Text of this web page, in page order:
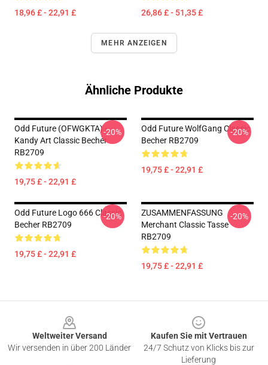
18,96 £ - 22,91 £ 26,86 £ - 51,35 £
MEHR ANZEIGEN
Ähnliche Produkte
Odd Future (OFWGKTA) -
Kandy Art Classic Becher
RB2709
19,75 £ - 22,91 £
-20%
Odd Future WolfGang Classic
Becher RB2709
19,75 £ - 22,91 £
-20%
Odd Future Logo 666 Classic
Becher RB2709
19,75 £ - 22,91 £
-20%
ZUSAMMENFASSUNG
Merchant Classic Tasse
RB2709
19,75 £ - 22,91 £
-20%
Weltweiter Versand
Wir versenden in über 200 Länder
Kaufen Sie mit Vertrauen
24/7 Schutz von Klicks bis zur
Lieferung